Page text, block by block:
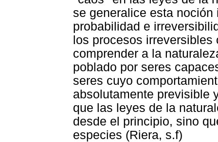
se generalice esta
probabilidad e
los procesos irreversibles
comprender a la
poblado por seres
seres cuyo
absolutamente previsible
que las leyes de la
desde el principio, sino
especies (Riera, s.f)